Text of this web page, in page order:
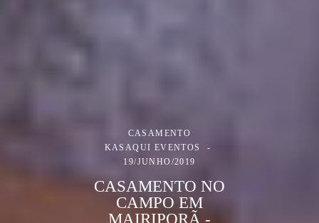
CASAMENTO
KASAQUI EVENTOS
19/JUNHO/2019
CASAMENTO NO
CAMPO EM
MAIRIPORÃ -